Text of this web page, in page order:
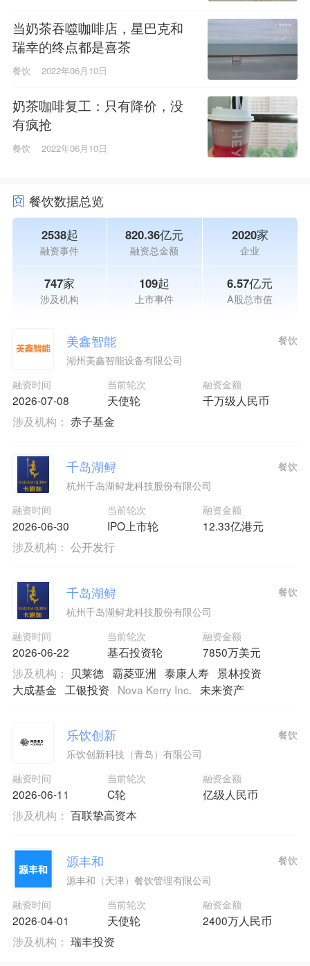
当奶茶吞噬咖啡店，星巴克和
瑞幸的终点都是喜茶
餐饮 2022年06月10日
奶茶咖啡复工：只有降价，没
有疯抢
餐饮 2022年06月10日
餐饮数据总览
2538起
融资事件
820.36亿元
融资总金额
2020家
企业
747家
涉及机构
109起
上市事件
6.57亿元
A股总市值
美鑫智能
湖州美鑫智能设备有限公司
融资时间
2026-07-08
当前轮次
天使轮
融资金额
千万级人民币
餐饮
涉及机构： 赤子基金
千岛湖鲟
杭州千岛湖鲟龙科技股份有限公司
融资时间
2026-06-30
当前轮次
IPO上市轮
融资金额
12.33亿港元
餐饮
涉及机构： 公开发行
千岛湖鲟
杭州千岛湖鲟龙科技股份有限公司
融资时间
2026-06-22
当前轮次
基石投资轮
融资金额
7850万美元
餐饮
涉及机构： 贝莱德 霸菱亚洲 泰康人寿 景林投资
大成基金
工银投资 Nova Kerry Inc. 未来资产
乐饮创新
乐饮创新科技（青岛）有限公司
融资时间
2026-06-11
当前轮次
C轮
融资金额
亿级人民币
餐饮
涉及机构： 百联挚高资本
源丰和
源丰和（天津）餐饮管理有限公司
融资时间
2026-04-01
当前轮次
天使轮
融资金额
2400万人民币
餐饮
涉及机构： 瑞丰投资